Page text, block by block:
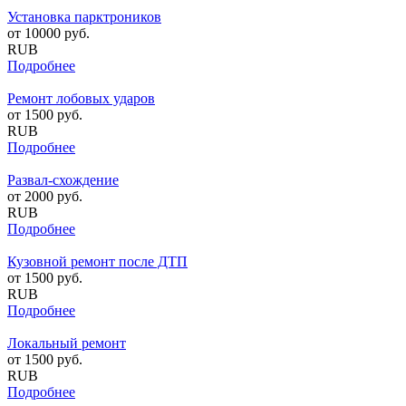
Установка парктроников
от 10000 руб.
RUB
Подробнее
Ремонт лобовых ударов
от 1500 руб.
RUB
Подробнее
Развал-схождение
от 2000 руб.
RUB
Подробнее
Кузовной ремонт после ДТП
от 1500 руб.
RUB
Подробнее
Локальный ремонт
от 1500 руб.
RUB
Подробнее